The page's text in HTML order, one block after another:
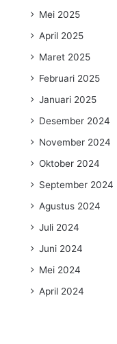
Mei 2025
April 2025
Maret 2025
Februari 2025
Januari 2025
Desember 2024
November 2024
Oktober 2024
September 2024
Agustus 2024
Juli 2024
Juni 2024
Mei 2024
April 2024